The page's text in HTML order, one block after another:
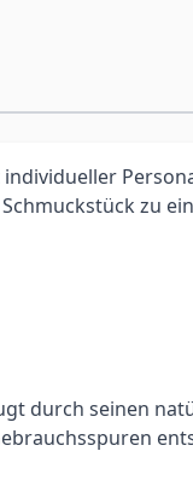
zu
durch seinen